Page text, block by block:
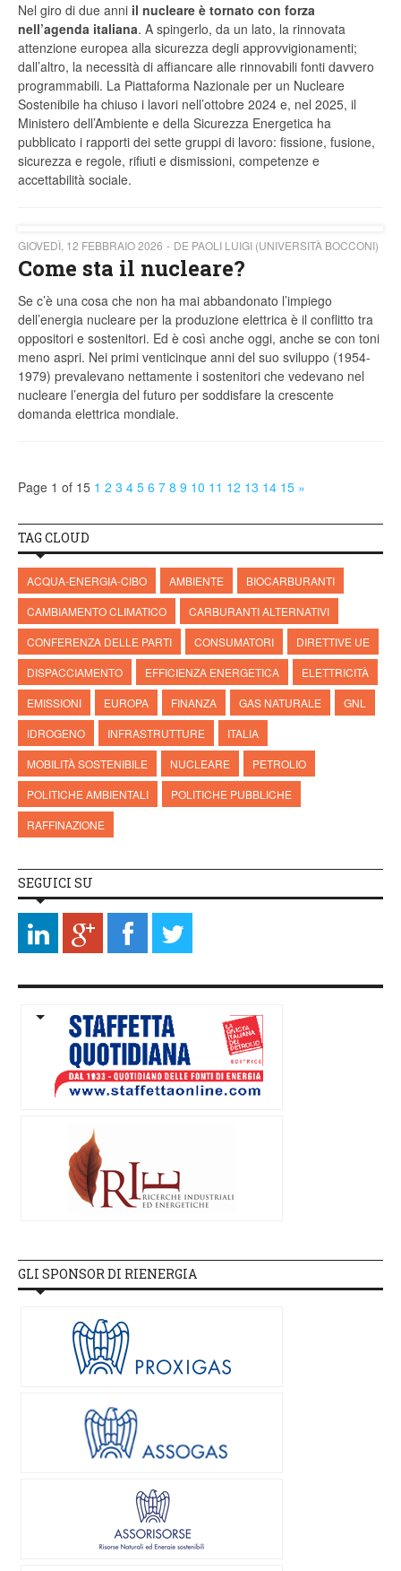
Nel giro di due anni il nucleare è tornato con forza
nell’agenda italiana. A spingerlo, da un lato, la rinnovata
attenzione europea alla sicurezza degli approvvigionamenti;
dall’altro, la necessità di affiancare alle rinnovabili fonti davvero
programmabili. La Piattaforma Nazionale per un Nucleare
Sostenibile ha chiuso i lavori nell’ottobre 2024 e, nel 2025, il
Ministero dell’Ambiente e della Sicurezza Energetica ha
pubblicato i rapporti dei sette gruppi di lavoro: fissione, fusione,
sicurezza e regole, rifiuti e dismissioni, competenze e
accettabilità sociale.
GIOVEDÌ, 12 FEBBRAIO 2026 DE PAOLI LUIGI (UNIVERSITÀ BOCCONI)
Come sta il nucleare?
Se c’è una cosa che non ha mai abbandonato l’impiego
dell’energia nucleare per la produzione elettrica è il conflitto tra
oppositori e sostenitori. Ed è così anche oggi, anche se con toni
meno aspri. Nei primi venticinque anni del suo sviluppo (1954-
1979) prevalevano nettamente i sostenitori che vedevano nel
nucleare l’energia del futuro per soddisfare la crescente
domanda elettrica mondiale.
Page 1 of 15 1 2 3 4 5 6 7 8 9 10 11 12 13 14 15 »
TAG CLOUD
ACQUA-ENERGIA-CIBO AMBIENTE
BIOCARBURANTI
CAMBIAMENTO CLIMATICO
CARBURANTI ALTERNATIVI
CONFERENZA DELLE PARTI
CONSUMATORI
DIRETTIVE UE
DISPACCIAMENTO
EFFICIENZA ENERGETICA
ELETTRICITÀ
EMISSIONI
EUROPA FINANZA GAS NATURALE
GNL
IDROGENO
INFRASTRUTTURE
ITALIA
MOBILITÀ SOSTENIBILE
NUCLEARE
PETROLIO
POLITICHE AMBIENTALI
POLITICHE PUBBLICHE
RAFFINAZIONE
SEGUICI SU
GLI SPONSOR DI RIENERGIA